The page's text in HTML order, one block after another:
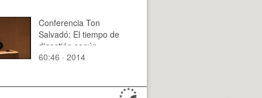
Conferencia Ton
Salvadó: El tiempo de
digestión según
Shadrach Woods
60:46 · 2014